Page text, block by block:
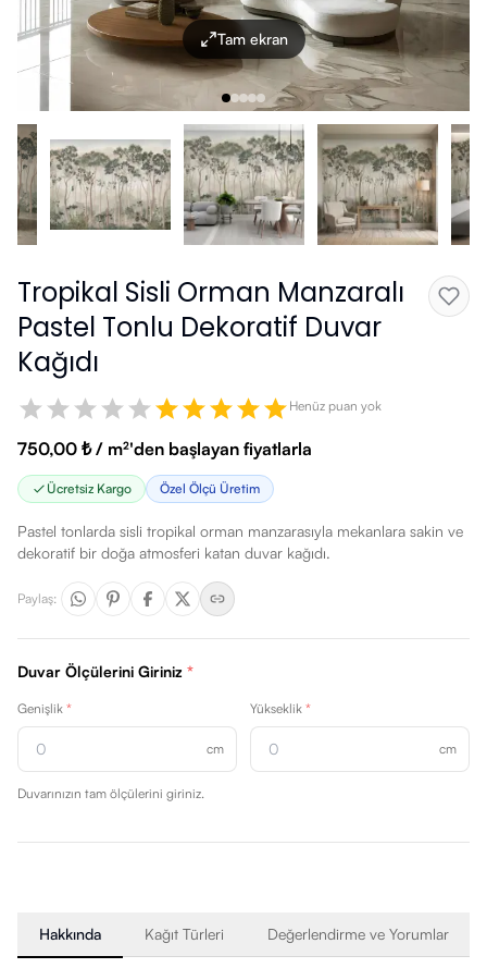
Tam ekran
Tropikal Sisli Orman Manzaralı
Pastel Tonlu Dekoratif Duvar
Kağıdı
Henüz puan yok
750,00 ₺ / m²'den başlayan fiyatlarla
Ücretsiz Kargo Özel Ölçü Üretim
Pastel tonlarda sisli tropikal orman manzarasıyla mekanlara sakin ve
dekoratif bir doğa atmosferi katan duvar kağıdı.
Paylaş:
Duvar Ölçülerini Giriniz *
Genişlik *
cm
Yükseklik *
cm
Duvarınızın tam ölçülerini giriniz.
Hakkında Kağıt Türleri Değerlendirme ve Yorumlar